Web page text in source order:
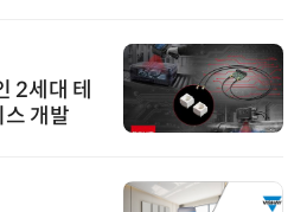
디에스앤지
디에스앤지, 'AI EXPO
26' 참가 성료… AI 전 생애주